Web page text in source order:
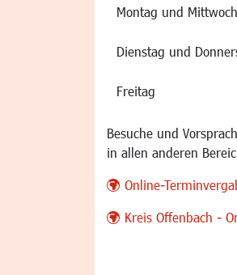
Montag und Mittwoch
Dienstag und
Freitag
Besuche und
in allen anderen
Online-
Kreis Offenbach -